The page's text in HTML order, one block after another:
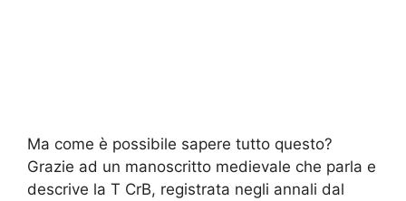
Ma come è possibile sapere tutto questo?
Grazie ad un manoscritto medievale che parla e
descrive la T CrB, registrata negli annali dal